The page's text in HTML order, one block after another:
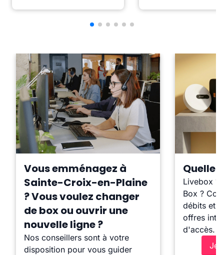
Vous emménagez à
Sainte-Croix-en-Plaine
? Vous voulez changer
de box ou ouvrir une
nouvelle ligne ?
Nos conseillers sont à votre
disposition pour vous guider
Quelle
Livebox ?
Box ?
débits et
offres
d'accès.
Je